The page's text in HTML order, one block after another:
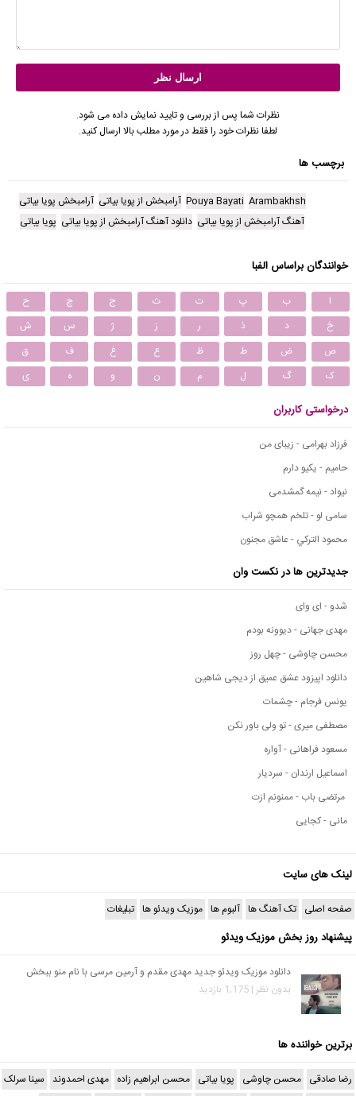
نظرات شما پس از بررسی و تایید نمایش داده می شود.
لطفا نظرات خود را فقط در مورد مطلب بالا ارسال کنید.
برچسب ها
Arambakhsh
Pouya Bayati آرامبخش از پویا بیاتی آرامبخش پویا بیاتی
آهنگ آرامبخش از پویا بیاتی دانلود آهنگ آرامبخش از پویا بیاتی پویا بیاتی
خوانندگان براساس الفبا
ا ب پ ت ث ج چ
ح
خ
د ذ ر ز ژ س
ش
ص
ض ط ظ ع غ ف
ق
ک
گ ل م ن و ه ی
درخواستی کاربران
فرزاد بهرامی - زیبای من
حامیم - یکیو دارم
نیواد - نیمه گمشدمی
سامی لو - تلخم همچو شراب
محمود التركي - عاشق مجنون
جدیدترین ها در نکست وان
شدو - ای وای
مهدی جهانی - دیوونه بودم
محسن چاوشی - چهل روز
دانلود اپیزود عشق عمیق از دیجی شاهین
یونس فرجام - چشمات
مصطفی میری - تو ولی باور نکن
مسعود فراهانی - آواره
اسماعیل ارندان - سردیار
مرتضی باب - ممنونم ازت
مانی - کجایی
لینک های سایت
صفحه اصلی تک آهنگ ها آلبوم ها موزیک ویدئو ها تبلیغات
پیشنهاد روز بخش موزیک ویدئو
دانلود موزیک ویدئو جدید مهدی مقدم و آرمین مرسی با نام منو ببخش
بدون نظر | 1,175 بازدید
برترین خواننده ها
رضا صادقی محسن چاوشی پویا بیاتی محسن ابراهیم زاده مهدی احمدوند سینا سرلک